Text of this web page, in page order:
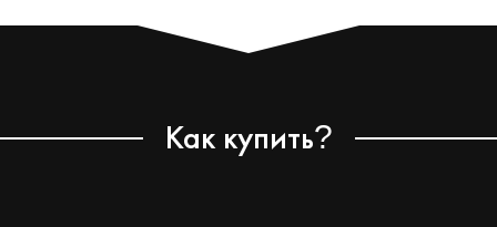
Как купить?